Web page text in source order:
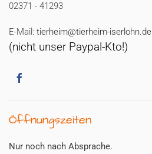
02371 - 41293
E-Mail: tierheim@tierheim-iserlohn.de
(nicht unser Paypal-Kto!)
Öffnungszeiten
Nur noch nach Absprache.